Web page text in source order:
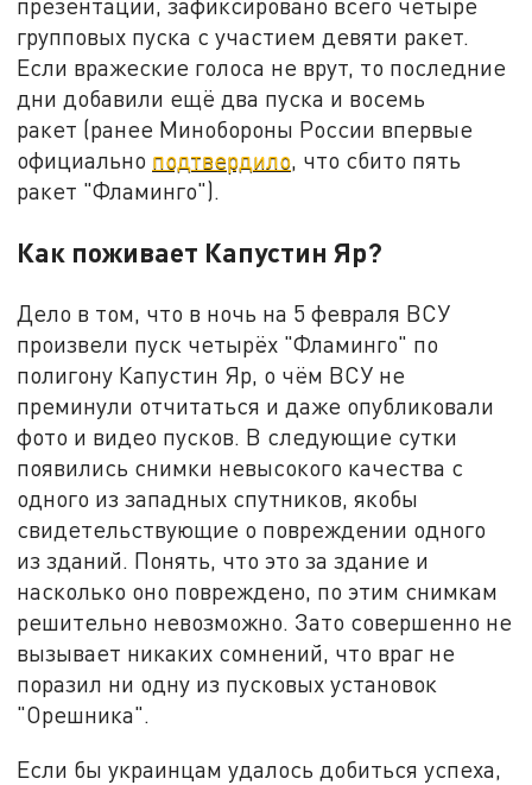
презентации, зафиксировано всего четыре
групповых пуска с участием девяти ракет.
Если вражеские голоса не врут, то последние
дни добавили ещё два пуска и восемь
ракет (ранее Минобороны России впервые
официально подтвердило, что сбито пять
ракет "Фламинго").
Как поживает Капустин Яр?
Дело в том, что в ночь на 5 февраля ВСУ
произвели пуск четырёх "Фламинго" по
полигону Капустин Яр, о чём ВСУ не
преминули отчитаться и даже опубликовали
фото и видео пусков. В следующие сутки
появились снимки невысокого качества с
одного из западных спутников, якобы
свидетельствующие о повреждении одного
из зданий. Понять, что это за здание и
насколько оно повреждено, по этим снимкам
решительно невозможно. Зато совершенно не
вызывает никаких сомнений, что враг не
поразил ни одну из пусковых установок
"Орешника".
Если бы украинцам удалось добиться успеха,